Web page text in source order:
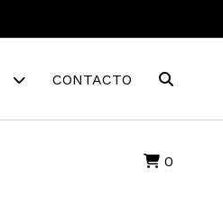
CONTACTO
0